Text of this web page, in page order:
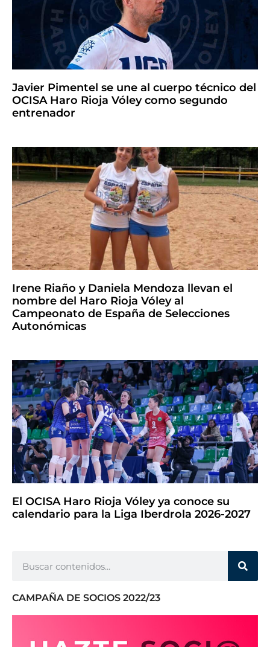
Javier Pimentel se une al cuerpo técnico del
OCISA Haro Rioja Vóley como segundo
entrenador
Irene Riaño y Daniela Mendoza llevan el
nombre del Haro Rioja Vóley al
Campeonato de España de Selecciones
Autonómicas
El OCISA Haro Rioja Vóley ya conoce su
calendario para la Liga Iberdrola 2026-2027
CAMPAÑA DE SOCIOS 2022/23